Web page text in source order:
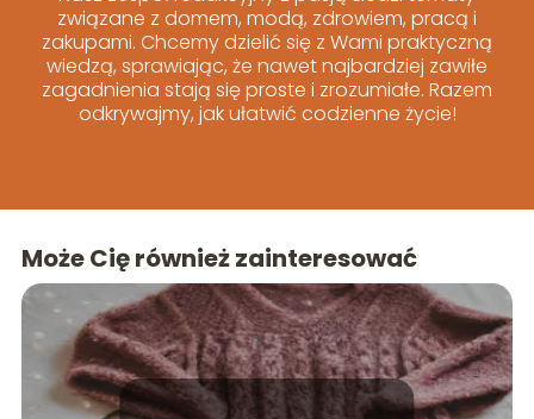
związane z domem, modą, zdrowiem, pracą i
zakupami. Chcemy dzielić się z Wami praktyczną
wiedzą, sprawiając, że nawet najbardziej zawiłe
zagadnienia stają się proste i zrozumiałe. Razem
odkrywajmy, jak ułatwić codzienne życie!
Może Cię również zainteresować